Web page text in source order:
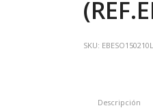
SKU:
Descripción